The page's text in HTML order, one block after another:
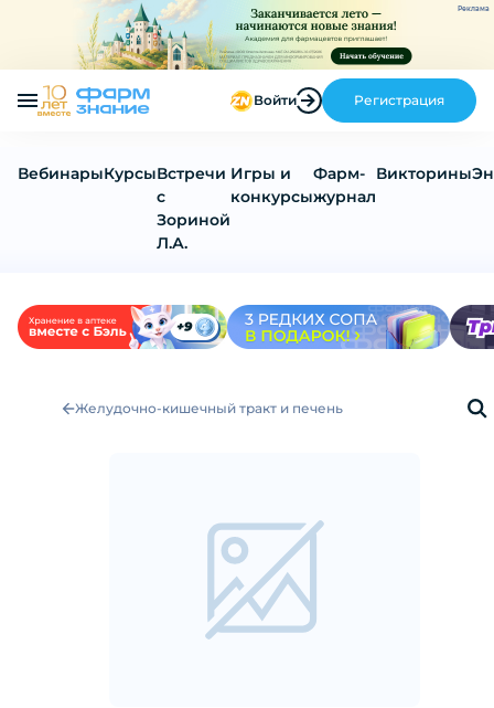
Реклама
Войти Регистрация
ВебинарыКурсыВстречи
с
Зориной
Л.А.
Игры и
конкурсы
Фарм-
журнал
Викторины
Желудочно-кишечный тракт и печень